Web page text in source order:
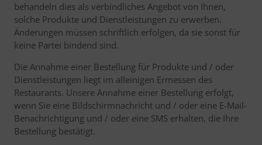
behandeln dies als verbindliches Angebot von Ihnen,
solche Produkte und Dienstleistungen zu erwerben.
Änderungen müssen schriftlich erfolgen, da sie sonst für
keine Partei bindend sind.
Die Annahme einer Bestellung für Produkte und / oder
Dienstleistungen liegt im alleinigen Ermessen des
Restaurants. Unsere Annahme einer Bestellung erfolgt,
wenn Sie eine Bildschirmnachricht und / oder eine E-Mail-
Benachrichtigung und / oder eine SMS erhalten, die Ihre
Bestellung bestätigt.